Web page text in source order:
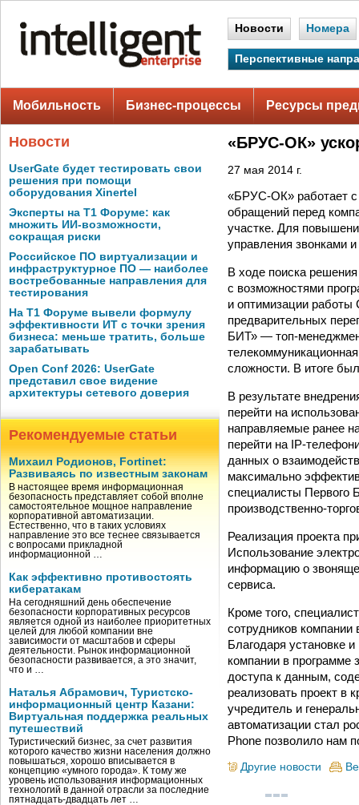
Новости Номера
Перспективные
Мобильность Бизнес-процессы Ресурсы
Новости
UserGate будет тестировать свои
решения при помощи
оборудования Xinertel
Эксперты на Т1 Форуме: как
множить ИИ-возможности,
сокращая риски
Российское ПО виртуализации и
инфраструктурное ПО — наиболее
востребованные направления для
тестирования
На Т1 Форуме вывели формулу
эффективности ИТ с точки зрения
бизнеса: меньше тратить, больше
зарабатывать
Open Conf 2026: UserGate
представил свое видение
архитектуры сетевого доверия
Рекомендуемые статьи
Михаил Родионов, Fortinet:
Развиваясь по известным законам
В настоящее время информационная
безопасность представляет собой вполне
самостоятельное мощное направление
корпоративной автоматизации.
Естественно, что в таких условиях
направление это все теснее связывается
с вопросами прикладной
информационной …
Как эффективно противостоять
кибератакам
На сегодняшний день обеспечение
безопасности корпоративных ресурсов
является одной из наиболее приоритетных
целей для любой компании вне
зависимости от масштабов и сферы
деятельности. Рынок информационной
безопасности развивается, а это значит,
что и …
Наталья Абрамович, Туристско-
информационный центр Казани:
Виртуальная поддержка реальных
путешествий
Туристический бизнес, за счет развития
которого качество жизни населения должно
повышаться, хорошо вписывается в
концепцию «умного города». К тому же
уровень использования информационных
технологий в данной отрасли за последние
пятнадцать-двадцать лет …
«БРУС-ОК»
27 мая 2014 г.
«БРУС-ОК» работает с
обращений перед
участке. Для
управления звонками
В ходе поиска решения
с возможностями
и оптимизации
предварительных
БИТ» — топ-
сложности. В итоге
В результате
перейти на
направляемые ранее
перейти на IP-
данных о
максимально
специалисты Первого
производственно-
Реализация проекта
Использование
информацию о
сервиса.
Кроме того,
сотрудников
Благодаря установке
компании в программе
доступа к данным,
реализовать проект в
учредитель и
автоматизации стал
Phone позволило нам
Другие новости